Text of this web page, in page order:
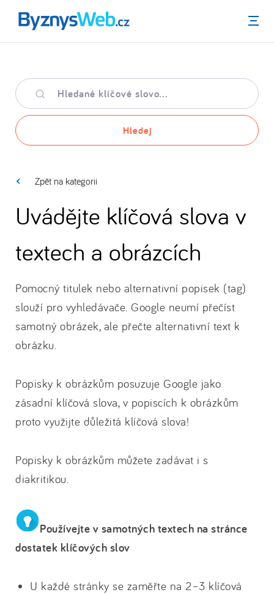
Menu
Hledané
klíčové
slovo
Hledej
Zpět na kategorii
Uvádějte klíčová slova v
textech a obrázcích
Pomocný titulek nebo alternativní popisek (tag)
slouží pro vyhledávače. Google neumí přečíst
samotný obrázek, ale přečte alternativní text k
obrázku.
Popisky k obrázkům posuzuje Google jako
zásadní klíčová slova, v popiscích k obrázkům
proto využijte důležitá klíčová slova!
Popisky k obrázkům můžete zadávat i s
diakritikou.
Používejte v samotných textech na stránce
dostatek klíčových slov
U každé stránky se zaměřte na 2–3 klíčová